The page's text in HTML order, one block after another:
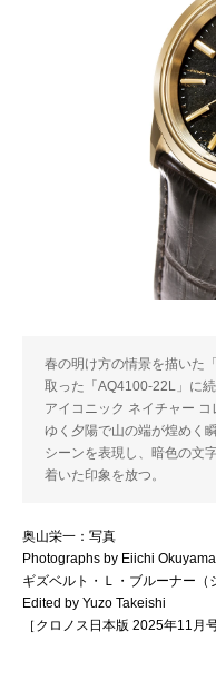
春の明け方の情景を描いた
取った「AQ4100-22L」に
アイコニック ネイチャー
ゆく夕陽で山の端が煌めく
シーンを表現し、暗色の文
着いた印象を放つ。
奥山栄一：写真
Photographs by Eiichi Okuyama
ギズベルト・Ｌ・ブルーナー（
Edited by Yuzo Takeishi
［クロノス日本版 2025年11月